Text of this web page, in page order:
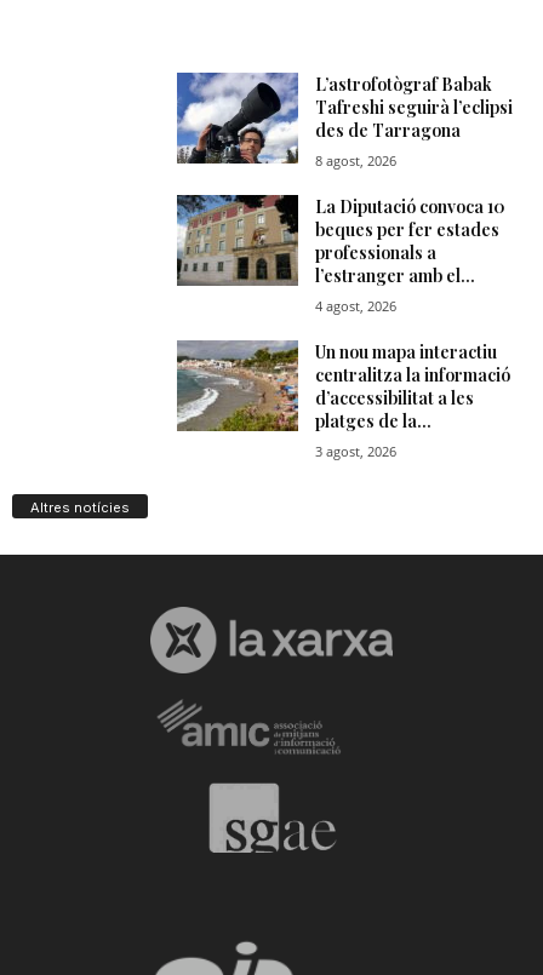
Altres notícies